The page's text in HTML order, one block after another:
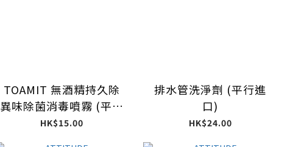
TOAMIT 無酒精持久除
異味除菌消毒噴霧 (平行
進口) 350ml
HK$15.00
排水管洗淨劑 (平行進
口)
HK$24.00